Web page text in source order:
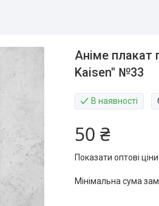
Аніме плакат
Kaisen" №33
В наявності
50 ₴
Показати оптові ціни
Мінімальна сума